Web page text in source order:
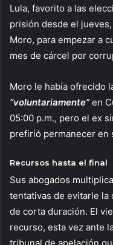
Lula, favorito a las
prisión desde el
Moro, para empezar a
mes de cárcel por
Moro le había ofrecido
“voluntariamente” en
05:00 p.m., pero el ex
prefirió permanecer en
Recursos hasta el final
Sus abogados
tentativas de evitarle la
de corta duración. El
recurso, esta vez ante